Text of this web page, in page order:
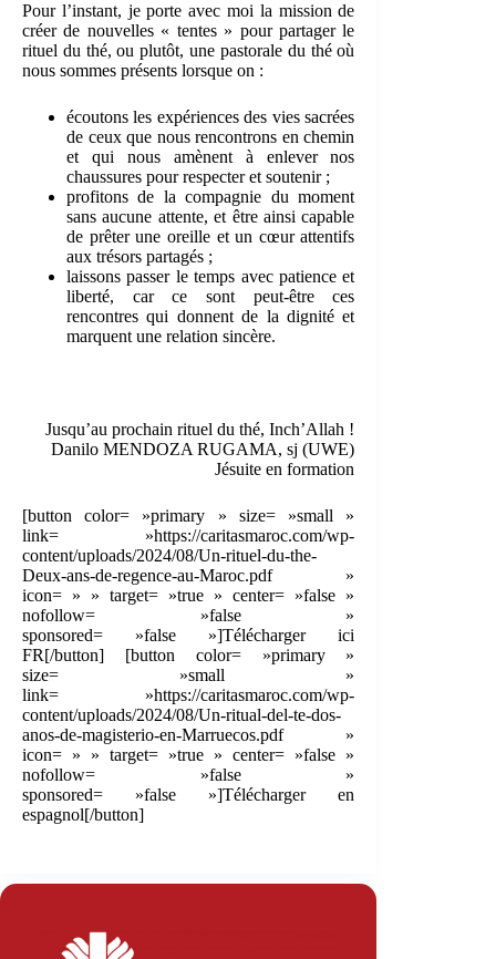
Pour l’instant, je porte avec moi la mission de
créer de nouvelles « tentes » pour partager le
rituel du thé, ou plutôt, une pastorale du thé où
nous sommes présents lorsque on :
écoutons les expériences des vies sacrées
de ceux que nous rencontrons en chemin
et qui nous amènent à enlever nos
chaussures pour respecter et soutenir ;
profitons de la compagnie du moment
sans aucune attente, et être ainsi capable
de prêter une oreille et un cœur attentifs
aux trésors partagés ;
laissons passer le temps avec patience et
liberté, car ce sont peut-être ces
rencontres qui donnent de la dignité et
marquent une relation sincère.
Jusqu’au prochain rituel du thé, Inch’Allah !
Danilo MENDOZA RUGAMA, sj (UWE)
Jésuite en formation
[button color= »primary » size= »small »
link= »https://caritasmaroc.com/wp-
content/uploads/2024/08/Un-rituel-du-the-
Deux-ans-de-regence-au-Maroc.pdf »
icon= » » target= »true » center= »false »
nofollow= »false »
sponsored= »false »]Télécharger ici
FR[/button] [button color= »primary »
size= »small »
link= »https://caritasmaroc.com/wp-
content/uploads/2024/08/Un-ritual-del-te-dos-
anos-de-magisterio-en-Marruecos.pdf »
icon= » » target= »true » center= »false »
nofollow= »false »
sponsored= »false »]Télécharger en
espagnol[/button]